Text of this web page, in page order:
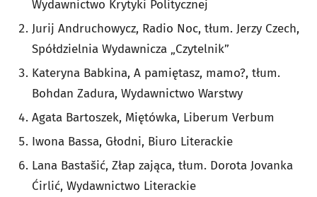
Wydawnictwo Krytyki Politycznej
Jurij Andruchowycz, Radio Noc, tłum. Jerzy Czech,
Spółdzielnia Wydawnicza „Czytelnik”
Kateryna Babkina, A pamiętasz, mamo?, tłum.
Bohdan Zadura, Wydawnictwo Warstwy
Agata Bartoszek, Miętówka, Liberum Verbum
Iwona Bassa, Głodni, Biuro Literackie
Lana Bastašić, Złap zająca, tłum. Dorota Jovanka
Ćirlić, Wydawnictwo Literackie